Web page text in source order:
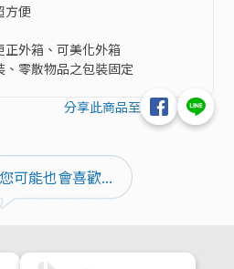
方便
外箱、可美化外箱
零散物品之包裝固定
分享此商品至
您可能也會喜歡...